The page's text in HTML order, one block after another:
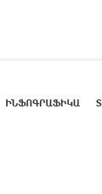
ԻՆՖՈԳՐԱՖԻԿԱ